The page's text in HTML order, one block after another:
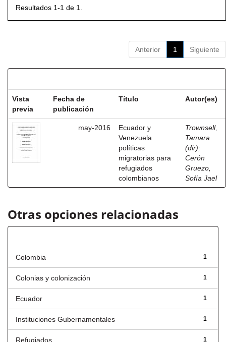
Resultados 1-1 de 1.
Anterior 1 Siguiente
Vista
previa
Fecha de
publicación
Título Autor(es)
may-2016
Ecuador y
Venezuela
políticas
migratorias para
refugiados
colombianos
Trownsell,
Tamara
(dir);
Cerón
Gruezo,
Sofía Jael
Otras opciones relacionadas
1
Colombia
1
Colonias y colonización
1
Ecuador
1
Instituciones Gubernamentales
1
Refugiados